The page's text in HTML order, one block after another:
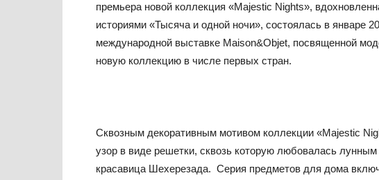
премьера новой коллекция «Majestic Nights»,
историями «Тысяча и одной ночи», состоялась в январе
международной выставке Maison&Objet, посвященной
новую коллекцию в числе первых стран.
Сквозным декоративным мотивом коллекции «Majestic
узор в виде решетки, сквозь которую любовалась
красавица Шехерезада. Серия предметов для дома